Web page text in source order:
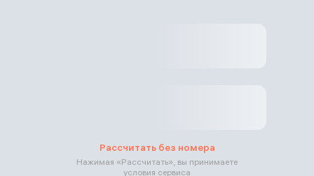
Рассчитать без номера
Нажимая «Рассчитать», вы принимаете
условия сервиса